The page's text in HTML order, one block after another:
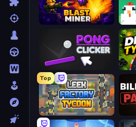
Blast Miner
Pong Clicker
Top
Leek Factory Tycoon